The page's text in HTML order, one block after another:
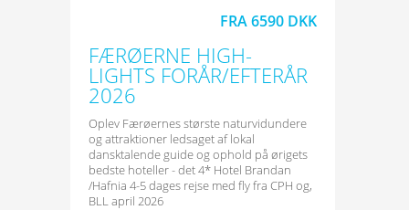
FRA 6590 DKK
FÆRØERNE HIGH-
LIGHTS FORÅR/EFTERÅR
2026
Oplev Færøernes største naturvidundere
og attraktioner ledsaget af lokal
dansktalende guide og ophold på ørigets
bedste hoteller - det 4* Hotel Brandan
/Hafnia 4-5 dages rejse med fly fra CPH og,
BLL april 2026